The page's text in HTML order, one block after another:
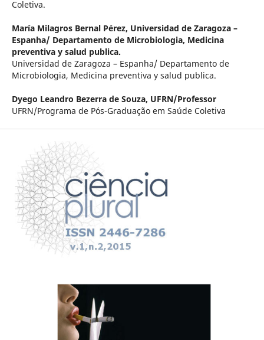
Coletiva.
María Milagros Bernal Pérez, Universidad de Zaragoza –
Espanha/ Departamento de Microbiologia, Medicina
preventiva y salud publica.
Universidad de Zaragoza – Espanha/ Departamento de
Microbiologia, Medicina preventiva y salud publica.
Dyego Leandro Bezerra de Souza, UFRN/Professor
UFRN/Programa de Pós-Graduação em Saúde Coletiva